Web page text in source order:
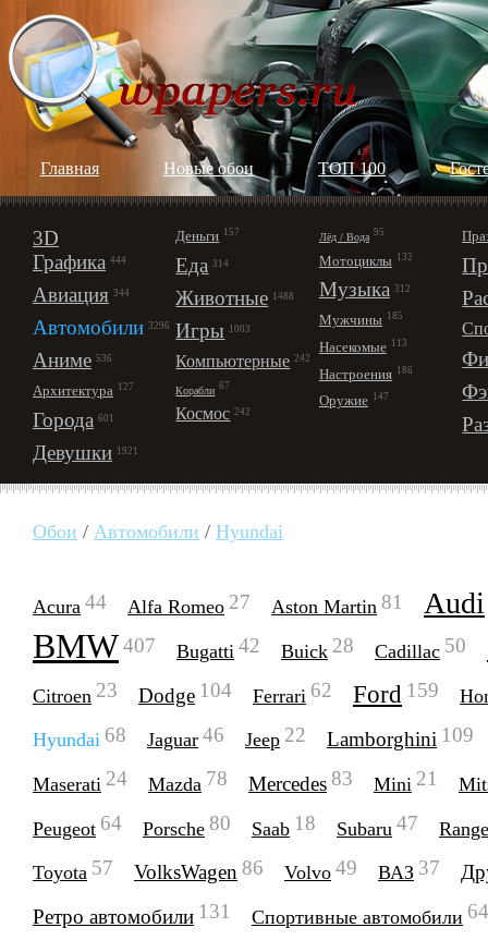
Главная Новые обои ТОП 100
3D
Графика 444
Авиация 344
Автомобили 3296
Аниме 536
Архитектура 127
Города 601
Девушки 1921
Деньги 157
Еда 314
Животные 1488
Игры 1003
Компьютерные 242
Корабли 67
Космос 242
Лёд / Вода 95
Мотоциклы 132
Музыка 312
Мужчины 185
Насекомые 113
Настроения 186
Оружие 147
Обои / Автомобили / Hyundai
Acura 44 Alfa Romeo 27 Aston Martin 81 Audi
BMW407 Bugatti 42 Buick 28 Cadillac 50
Citroen 23 Dodge 104 Ferrari 62 Ford 159
Hyundai 68 Jaguar 46 Jeep 22 Lamborghini 109
Maserati 24 Mazda 78 Mercedes83 Mini 21
Peugeot 64 Porsche 80 Saab 18 Subaru 47
Toyota 57 VolksWagen86 Volvo 49 ВАЗ 37
Ретро автомобили 131 Спортивные автомобили 64